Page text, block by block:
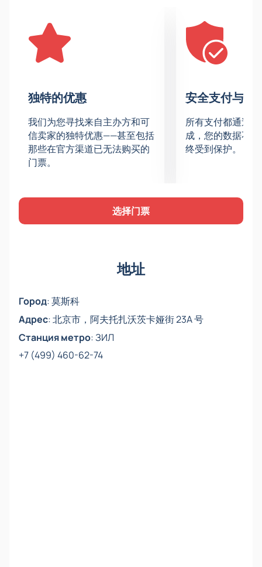
CSKA体育馆的浪漫氛围由Zivert、谢尔盖·拉扎列夫等
著名歌手的热门歌曲营造。
举办地点
门票价格取决于您在体育馆看台上选择的座位。我们的
电子座位图将帮助您选择，图中标明了门票的准确价
格。
乐节门票：选座与预订
您可以在我们的网站上购买莫斯科《迷恋花样滑冰
通过电子邮件发送给您。门票真实性有保障。
独特的优惠
我们为您寻找来自主办方和可
信卖家的独特优惠——甚至包括
那些在官方渠道已无法购买的
门票。
安全支付与数
所有支付都通过
成，您的数据不
终受到保护。
选择门票
地址
Город:莫斯科
Адрес:北京市，阿夫托扎沃茨卡娅街 23A 号
Станция метро:ЗИЛ
+7 (499) 460-62-74